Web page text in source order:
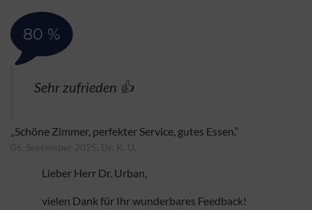
80 %
Sehr zufrieden 👍
„Schöne Zimmer, perfekter Service, gutes Essen.”
Lieber Herr Dr. Urban,
vielen Dank für Ihr wunderbares Feedback!